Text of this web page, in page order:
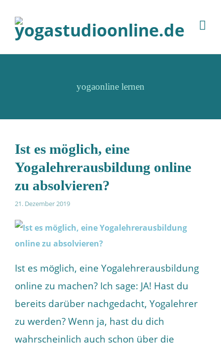
yogaonline lernen
Ist es möglich, eine
Yogalehrerausbildung online
zu absolvieren?
21. Dezember 2019
Ist es möglich, eine Yogalehrerausbildung
online zu machen? Ich sage: JA! Hast du
bereits darüber nachgedacht, Yogalehrer
zu werden? Wenn ja, hast du dich
wahrscheinlich auch schon über die